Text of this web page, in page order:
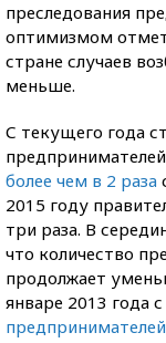
преследования
оптимизмом
стране случаев
меньше.
С текущего года
более чем в 2 раза
2015 году
три раза. В
что количество
продолжает
январе 2013 года
предпринимателей